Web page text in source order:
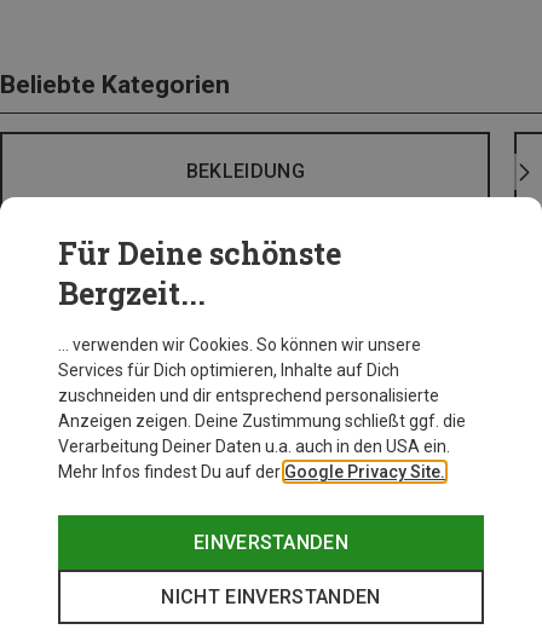
Beliebte Kategorien
BEKLEIDUNG
Für Deine schönste
Bergzeit...
… verwenden wir Cookies. So können wir unsere
Services für Dich optimieren, Inhalte auf Dich
zuschneiden und dir entsprechend personalisierte
Anzeigen zeigen. Deine Zustimmung schließt ggf. die
Verarbeitung Deiner Daten u.a. auch in den USA ein.
Mehr Infos findest Du auf der Google Privacy Site.
EINVERSTANDEN
NICHT EINVERSTANDEN